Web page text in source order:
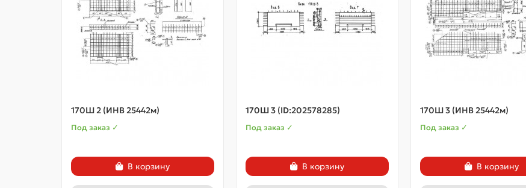
170Ш 2 (ИНВ 25442м)
Под заказ ✓
В корзину
170Ш 3 (ID:202578285)
Под заказ ✓
В корзину
170Ш 3 (ИНВ 25442м)
Под заказ ✓
В корзину